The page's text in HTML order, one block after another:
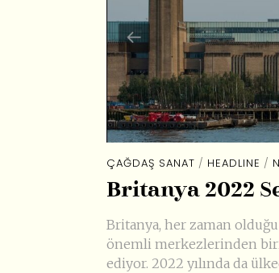
ÇAĞDAŞ SANAT / HEADLINE /
Britanya 2022
Britanya, her zaman
önemli merkezlerinden
ediyor. 2022 yılında da